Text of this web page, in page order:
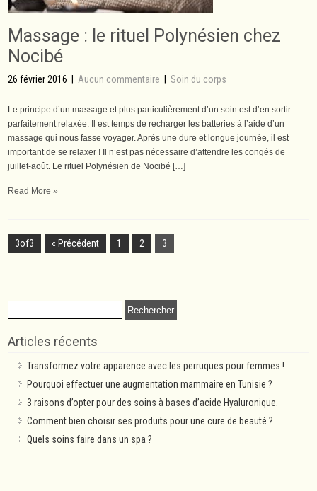
Massage : le rituel Polynésien chez
Nocibé
26 février 2016 |Aucun commentaire |Soin du corps
Le principe d’un massage et plus particulièrement d’un soin est d’en sortir
parfaitement relaxée. Il est temps de recharger les batteries à l’aide d’un
massage qui nous fasse voyager. Après une dure et longue journée, il est
important de se relaxer ! Il n’est pas nécessaire d’attendre les congés de
juillet-août. Le rituel Polynésien de Nocibé […]
Read More »
3of3 « Précédent 1 2 3
Rechercher :
Articles récents
Transformez votre apparence avec les perruques pour femmes !
Pourquoi effectuer une augmentation mammaire en Tunisie ?
3 raisons d’opter pour des soins à bases d’acide Hyaluronique.
Comment bien choisir ses produits pour une cure de beauté ?
Quels soins faire dans un spa ?